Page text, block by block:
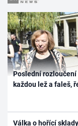
Poslední
každou lež a faleš,
Válka o hořící